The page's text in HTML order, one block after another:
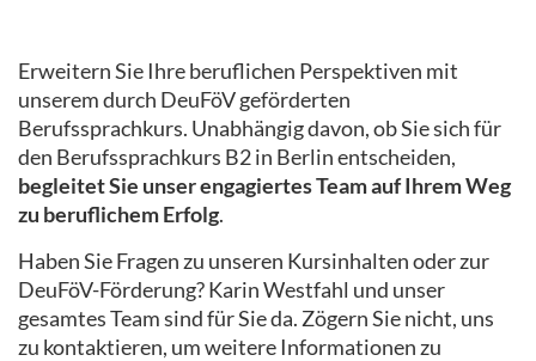
Erweitern Sie Ihre beruflichen Perspektiven mit
unserem durch DeuFöV geförderten
Berufssprachkurs. Unabhängig davon, ob Sie sich für
den Berufssprachkurs B2 in Berlin entscheiden,
begleitet Sie unser engagiertes Team auf Ihrem Weg
zu beruflichem Erfolg.
Haben Sie Fragen zu unseren Kursinhalten oder zur
DeuFöV-Förderung? Karin Westfahl und unser
gesamtes Team sind für Sie da. Zögern Sie nicht, uns
zu kontaktieren, um weitere Informationen zu